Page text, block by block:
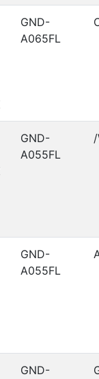
GND-
A065FL
GND-
A055FL
GND-
A055FL
GND-